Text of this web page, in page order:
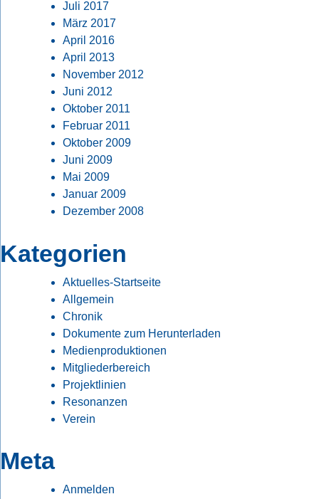
Juli 2017
März 2017
April 2016
April 2013
November 2012
Juni 2012
Oktober 2011
Februar 2011
Oktober 2009
Juni 2009
Mai 2009
Januar 2009
Dezember 2008
Kategorien
Aktuelles-Startseite
Allgemein
Chronik
Dokumente zum Herunterladen
Medienproduktionen
Mitgliederbereich
Projektlinien
Resonanzen
Verein
Meta
Anmelden